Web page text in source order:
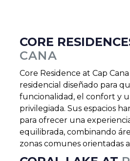
CORE
CANA
Core Residence at Cap
residencial diseñado para
funcionalidad, el confort y
privilegiada. Sus espacios
para ofrecer una
equilibrada, combinando
zonas comunes orientadas